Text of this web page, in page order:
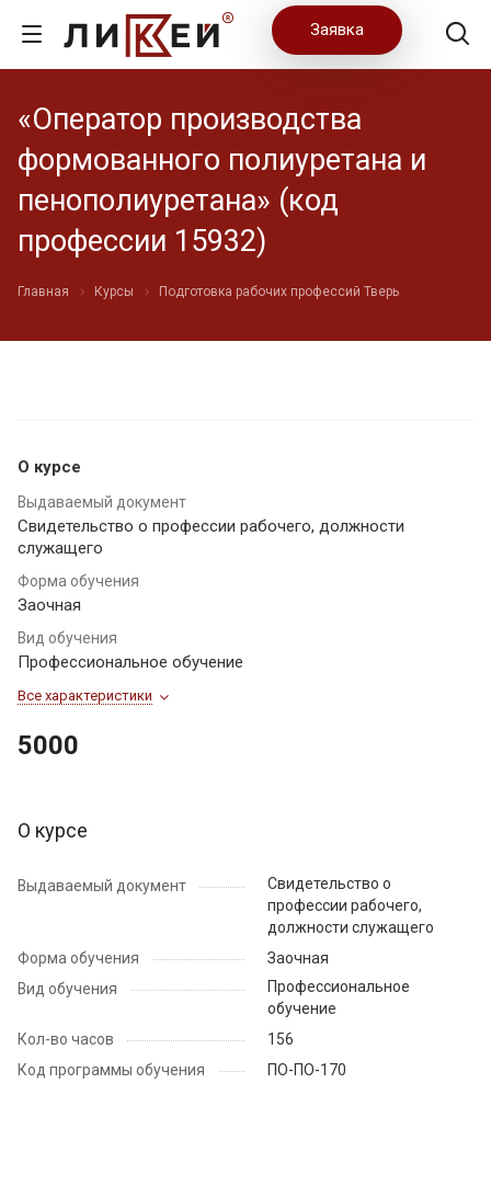
Заявка
«Оператор производства
формованного полиуретана и
пенополиуретана» (код
профессии 15932)
Главная Курсы Подготовка рабочих профессий Тверь
О курсе
Выдаваемый документ
Свидетельство о профессии рабочего, должности
служащего
Форма обучения
Заочная
Вид обучения
Профессиональное обучение
Все характеристики
5000
О курсе
Выдаваемый документ
Свидетельство о
профессии рабочего,
должности служащего
Форма обучения
Заочная
Вид обучения
Профессиональное
обучение
Кол-во часов
156
Код программы обучения
ПО-ПО-170